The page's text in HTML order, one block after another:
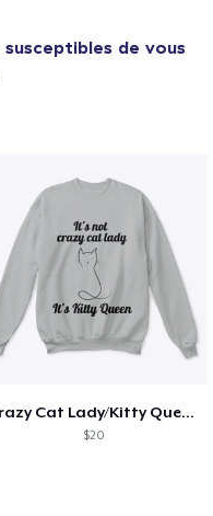
susceptibles de vous
Crazy Cat Lady/Kitty Queen
$20